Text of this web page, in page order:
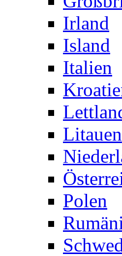
Irland
Island
Italien
Litauen
Polen